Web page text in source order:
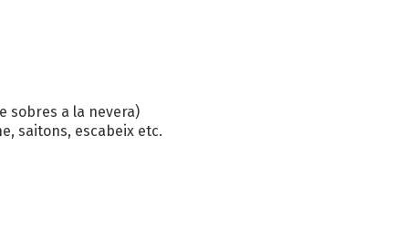
sobres a la nevera)
saitons, escabeix etc.